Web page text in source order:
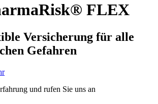
FLEX
Versicherung für alle
Gefahren
und rufen Sie uns an